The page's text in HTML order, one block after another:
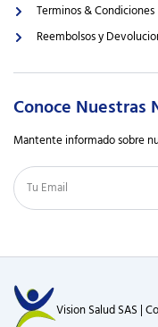
Terminos & Condiciones
Reembolsos y
Conoce Nuestras
Mantente informado sobre
Vision Salud SAS |